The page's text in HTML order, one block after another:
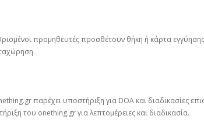
προμηθευτές προσθέτουν θήκη ή κάρτα
παρέχει υποστήριξη για DOA και διαδικασίες
του onething.gr για λεπτομέρειες και διαδικασία.